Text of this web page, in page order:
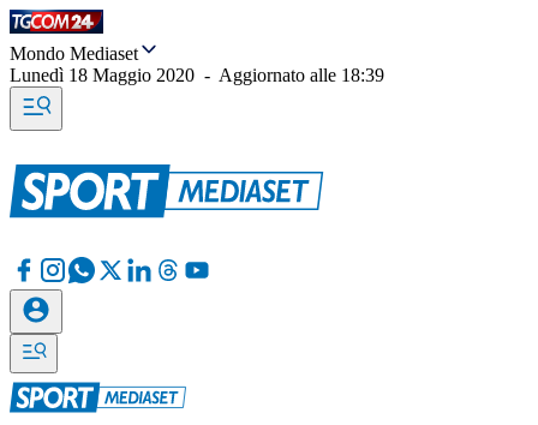
Mondo Mediaset
Lunedì 18 Maggio 2020 - Aggiornato alle 18:39